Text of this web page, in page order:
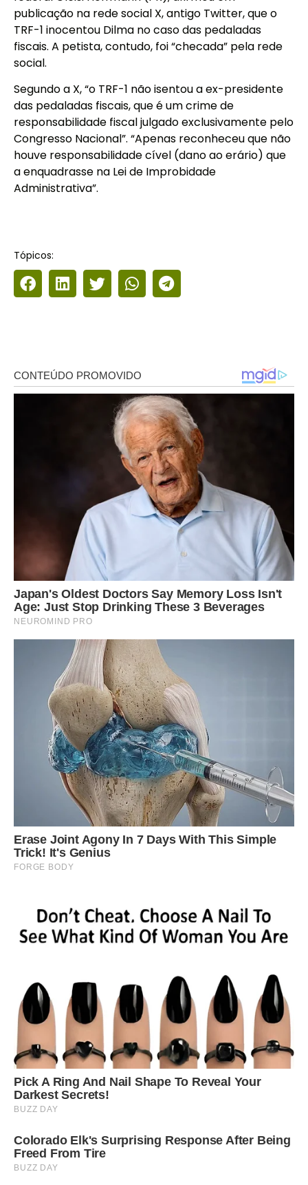
publicação na rede social X, antigo Twitter, que o
TRF-1 inocentou Dilma no caso das pedaladas
fiscais. A petista, contudo, foi “checada” pela rede
social.
Segundo a X, “o TRF-1 não isentou a ex-presidente
das pedaladas fiscais, que é um crime de
responsabilidade fiscal julgado exclusivamente pelo
Congresso Nacional”. “Apenas reconheceu que não
houve responsabilidade cível (dano ao erário) que
a enquadrasse na Lei de Improbidade
Administrativa”.
Tópicos: